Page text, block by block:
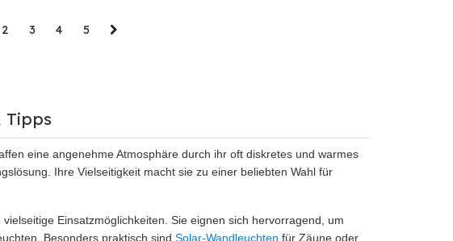
2 3 4 5
eine angenehme Atmosphäre durch ihr oft diskretes und warmes
Ihre Vielseitigkeit macht sie zu einer beliebten Wahl für
Einsatzmöglichkeiten. Sie eignen sich hervorragend, um
Besonders praktisch sind Solar-Wandleuchten für Zäune oder